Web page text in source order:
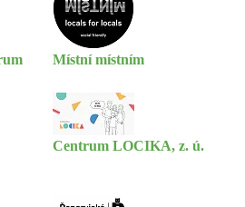
Místní místním
Centrum LOCIKA, z. ú.